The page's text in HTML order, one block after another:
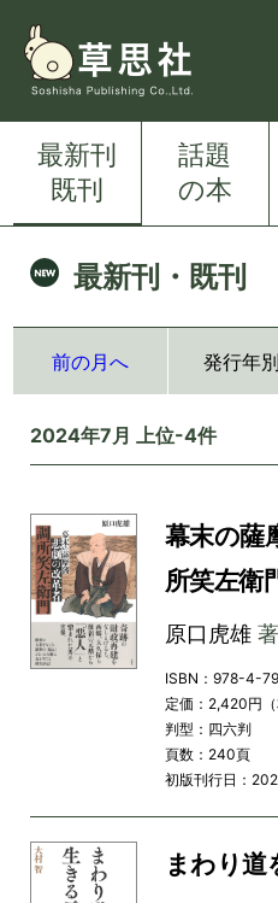
最新刊
既刊
話題
の本
最新刊・既刊
前の月へ 発行年
2024年7月 上位-4件
幕末の薩
所笑左衛
原口虎雄著
ISBN：978-4-
定価：2,420円
判型：四六判
頁数：240頁
初版刊行日：
まわり道